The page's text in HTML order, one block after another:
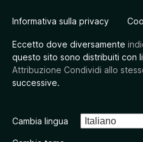
Informativa sulla privacy
Eccetto dove diversamente
questo sito sono distribuiti con
Attribuzione Condividi allo
successive.
Cambia lingua